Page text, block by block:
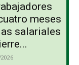
meses
salariales